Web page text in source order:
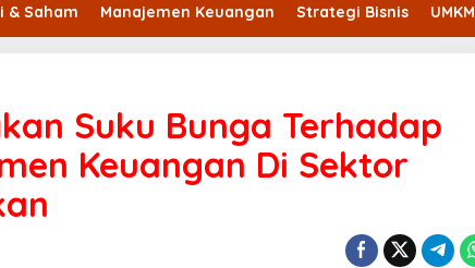
& Saham Manajemen Keuangan Strategi Bisnis UMKM
Suku Bunga Terhadap
Keuangan Di Sektor